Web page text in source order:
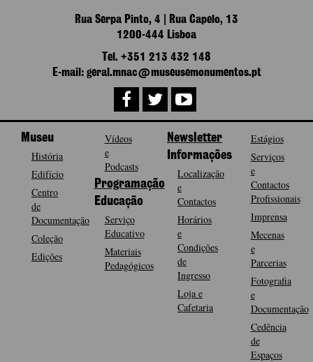
Rua Serpa Pinto, 4 | Rua Capelo, 13
1200-444 Lisboa
Tel. +351 213 432 148
E-mail: geral.mnac@museusemonumentos.pt
Museu
História
Edifício
Centro
de
Documentação
Coleção
Edições
Vídeos
e
Podcasts
Programação
Educação
Serviço
Educativo
Materiais
Pedagógicos
Newsletter
Informações
Localização
e
Contactos
Horários
e
Condições
de
Ingresso
Loja e
Cafetaria
Estágios
Serviços
e
Contactos
Profissionais
Imprensa
Mecenas
e
Parcerias
Fotografia
e
Documentação
Cedência
de
Espaços